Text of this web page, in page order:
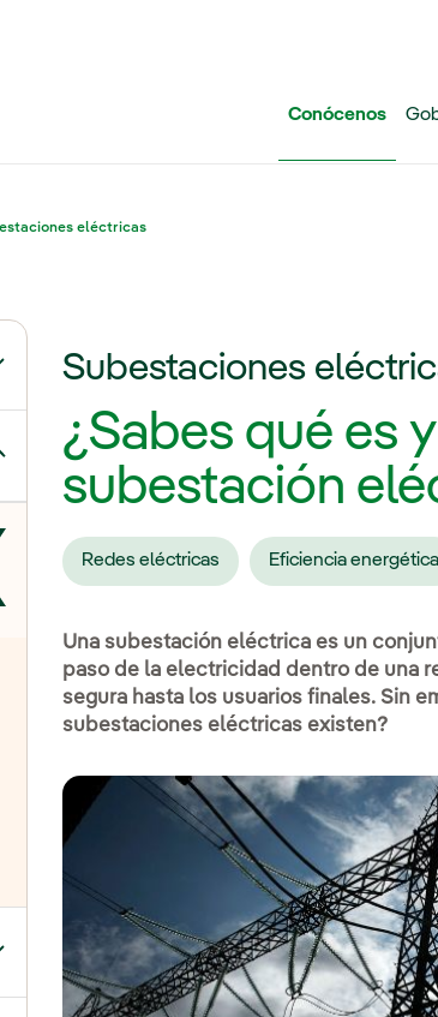
Conócenos
eléctricas
el submenú para Grupo Iberdrola
Alternar el submenú para Transporte
el submenú para Generación
Subestaciones
¿Sabes qué es
subestación
Redes eléctricas Eficiencia energética
Una subestación eléctrica es un
paso de la electricidad dentro de una
segura hasta los usuarios finales. Sin
subestaciones eléctricas existen?